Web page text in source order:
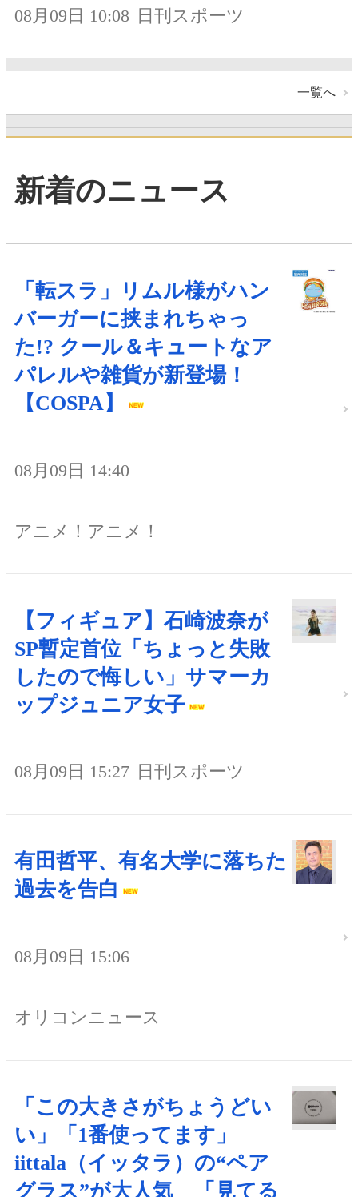
08月09日 10:08 日刊スポーツ
一覧へ
新着のニュース
「転スラ」リムル様がハン
バーガーに挟まれちゃっ
た!? クール＆キュートなア
パレルや雑貨が新登場！
【COSPA】
08月09日 14:40
アニメ！アニメ！
【フィギュア】石崎波奈が
SP暫定首位「ちょっと失敗
したので悔しい」サマーカ
ップジュニア女子
08月09日 15:27 日刊スポーツ
有田哲平、有名大学に落ちた
過去を告白
08月09日 15:06
オリコンニュース
「この大きさがちょうどい
い」「1番使ってます」
iittala（イッタラ）の“ペア
グラス”が大人気 「見てる